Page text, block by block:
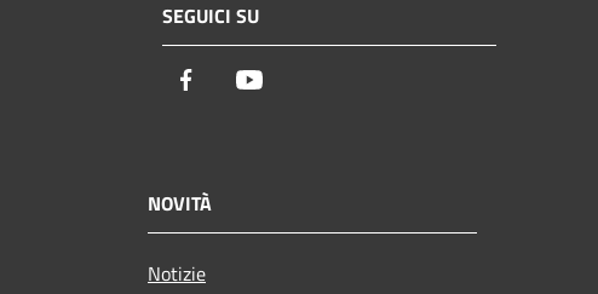
SEGUICI SU
Facebook
NOVITÀ
Notizie